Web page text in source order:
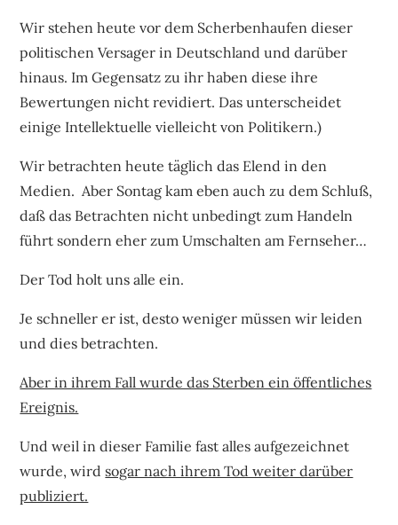
Wir stehen heute vor dem Scherbenhaufen dieser
politischen Versager in Deutschland und darüber
hinaus. Im Gegensatz zu ihr haben diese ihre
Bewertungen nicht revidiert. Das unterscheidet
einige Intellektuelle vielleicht von Politikern.)
Wir betrachten heute täglich das Elend in den
Medien. Aber Sontag kam eben auch zu dem Schluß,
daß das Betrachten nicht unbedingt zum Handeln
führt sondern eher zum Umschalten am Fernseher…
Der Tod holt uns alle ein.
Je schneller er ist, desto weniger müssen wir leiden
und dies betrachten.
Aber in ihrem Fall wurde das Sterben ein öffentliches
Ereignis.
Und weil in dieser Familie fast alles aufgezeichnet
wurde, wirdsogar nach ihrem Tod weiter darüber
publiziert.